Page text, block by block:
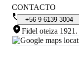
CONTACTO
+56 9 6139 3004
Fidel oteiza 1921 .